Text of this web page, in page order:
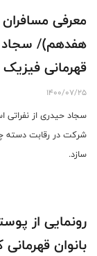
معرفی
هفدهم)/ سجاد
قهرمانی
1400/07/25
سجاد حیدری از نفراتی
شرکت در رقابت دسته
سازد.
رونمایی از
بانوان